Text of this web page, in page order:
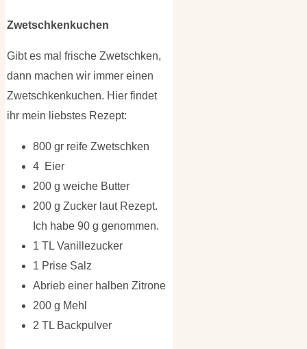
Zwetschkenkuchen
Gibt es mal frische Zwetschken,
dann machen wir immer einen
Zwetschkenkuchen. Hier findet
ihr mein liebstes Rezept:
800 gr reife Zwetschken
4 Eier
200 g weiche Butter
200 g Zucker laut Rezept.
Ich habe 90 g genommen.
1 TL Vanillezucker
1 Prise Salz
Abrieb einer halben Zitrone
200 g Mehl
2 TL Backpulver